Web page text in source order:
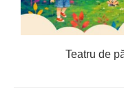
Teatru de